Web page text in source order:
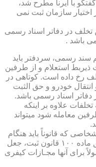
که در مورخ ۲۳/۱۱/۹۱ در گفتگو با ایرنا مطرح شد،
اختیار سازمان ثبت نمی
تخلف در دفاتر اسناد رسمی
باشد .
سند رسمی، سردفتر باید
ذیربط استعلام و از طرفین
رخ داده است. کوتاهی در
خودرو و حق الثبت
دفاتر اسناد رسمی باشد.
علاوه بر اینکه
معامله شود میتواند
که قانوناً باید هنگام
تنظیم سند حضــــور داشته باشند، طبق ماده ۱۰۰ قانون ثبت، جعل
برای آنها مجـازات کیفری